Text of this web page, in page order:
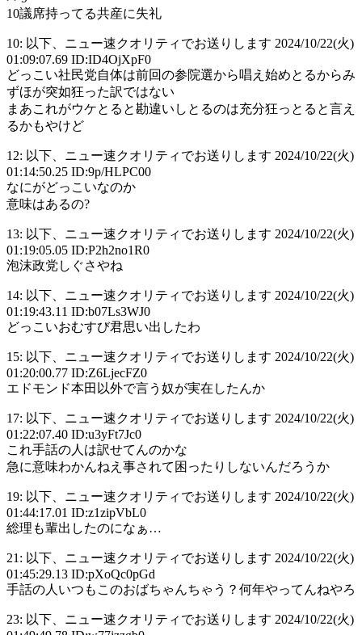
10議席持ってる共産に失礼
10: 以下、ニュー速クオリティでお送りします 2024/10/22(火)
01:09:07.69 ID:ID4OjXpF0
どっこい社民党自体は前回の参院選から唱え始めとるからみ
ずほが突如狂った訳ではない
まあこれがウケとると勘違いしとるのは充分狂っとると言え
るかもやけど
12: 以下、ニュー速クオリティでお送りします 2024/10/22(火)
01:14:50.25 ID:9p/HLPC00
なにがどっこいなのか
意味はあるの?
13: 以下、ニュー速クオリティでお送りします 2024/10/22(火)
01:19:05.05 ID:P2h2no1R0
泡沫政党しぐさやね
14: 以下、ニュー速クオリティでお送りします 2024/10/22(火)
01:19:43.11 ID:b07Ls3WJ0
どっこいおむすび君思い出したわ
15: 以下、ニュー速クオリティでお送りします 2024/10/22(火)
01:20:00.77 ID:Z6LjecFZ0
エドモンド本田以外で言う奴が実在したんか
17: 以下、ニュー速クオリティでお送りします 2024/10/22(火)
01:22:07.40 ID:u3yFt7Jc0
これ手話の人は訳せてんのかな
急に意味わかんねえ事されて困ったりしないんだろうか
19: 以下、ニュー速クオリティでお送りします 2024/10/22(火)
01:44:17.01 ID:z1zipVbL0
総理も輩出したのになぁ…
21: 以下、ニュー速クオリティでお送りします 2024/10/22(火)
01:45:29.13 ID:pXoQc0pGd
手話の人いつもこのおばちゃんちゃう？何年やってんねやろ
23: 以下、ニュー速クオリティでお送りします 2024/10/22(火)